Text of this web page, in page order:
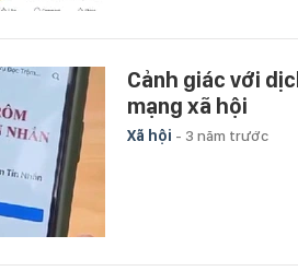
Cảnh giác với
mạng xã hội
Xã hội - 3 năm trước